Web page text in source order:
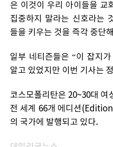
은 이것이 우리 아이들을 교
집중하지 말라는 신호라는
들을 키우는 것을 즉각 중단
일부 네티즌들은 “이 잡지
알고 있었지만 이번 기사는
코스모폴리탄은 20~30대 여
전 세계 66개 에디션
의 국가에 발행되고 있다.